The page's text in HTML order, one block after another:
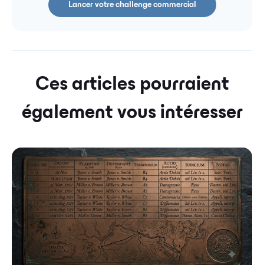
Lancer votre challenge commercial
Ces articles pourraient
également vous intéresser